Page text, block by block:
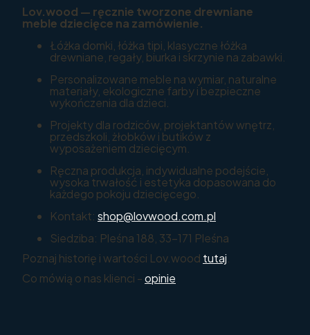
Lov.wood — ręcznie tworzone drewniane
meble dziecięce na zamówienie.
Łóżka domki, łóżka tipi, klasyczne łóżka
drewniane, regały, biurka i skrzynie na zabawki.
Personalizowane meble na wymiar, naturalne
materiały, ekologiczne farby i bezpieczne
wykończenia dla dzieci.
Projekty dla rodziców, projektantów wnętrz,
przedszkoli, żłobków i butików z
wyposażeniem dziecięcym.
Ręczna produkcja, indywidualne podejście,
wysoka trwałość i estetyka dopasowana do
każdego pokoju dziecięcego.
Kontakt: shop@lovwood.com.pl
Siedziba: Pleśna 188, 33-171 Pleśna
Poznaj historię i wartości Lov.wood tutaj.
Co mówią o nas klienci -opinie